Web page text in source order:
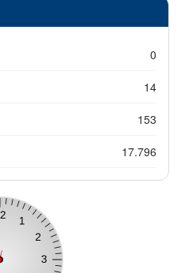
0
14
153
17.796